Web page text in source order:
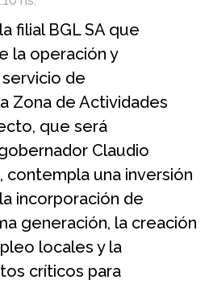
filial BGL SA que
la operación y
de
Zona de Actividades
que será
Claudio
una inversión
incorporación de
generación, la creación
locales y la
críticos para